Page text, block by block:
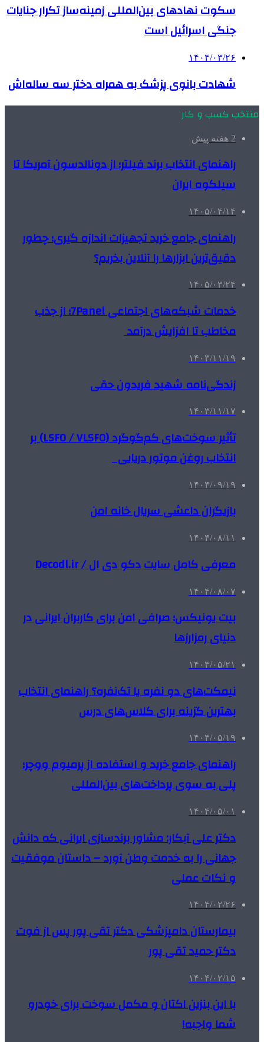
سکوت نهادهای بین‌المللی زمینه‌ساز تکرار جنایات
جنگی اسرائیل است
۱۴۰۴/۰۳/۲۶
شهادت بانوی پزشک به همراه دختر سه ساله‌اش
منتخب کسب و کار
2 هفته پیش
راهنمای انتخاب برند فیلتر؛ از دونالدسون آمریکا تا
سیلکوه ایران
۱۴۰۵/۰۴/۱۴
راهنمای جامع خرید تجهیزات اندازه گیری؛ چطور
دقیق‌ترین ابزارها را آنلاین بخریم؟
۱۴۰۵/۰۳/۲۴
خدمات شبکه‌های اجتماعی 7Panel؛ از جذب
مخاطب تا افزایش درآمد
۱۴۰۳/۱۱/۱۹
زندگی‌نامه شهید فریدون حقی
۱۴۰۳/۱۱/۱۷
تأثیر سوخت‌های کم‌گوگرد (LSFO / VLSFO) بر
انتخاب روغن موتور دریایی
۱۴۰۴/۰۹/۱۹
بازیگران داعشی سریال خانه امن
۱۴۰۴/۰۸/۱۱
معرفی کامل سایت دکو دی ال / Decodl.ir
۱۴۰۴/۰۸/۰۷
بیت یونیکس؛ صرافی امن برای کاربران ایرانی در
دنیای رمزارزها
۱۴۰۴/۰۵/۲۱
نیمکت‌های دو نفره یا تک‌نفره؟ راهنمای انتخاب
بهترین گزینه برای کلاس‌های درس
۱۴۰۴/۰۵/۱۹
راهنمای جامع خرید و استفاده از پرمیوم ووچر؛
پلی به سوی پرداخت‌های بین‌المللی
۱۴۰۴/۰۵/۰۱
دکتر علی آبکار: مشاور برندسازی ایرانی که دانش
جهانی را به خدمت وطن آورد – داستان موفقیت
و نکات عملی
۱۴۰۴/۰۲/۲۶
بیمارستان دامپزشکی دکتر تقی پور پس از فوت
دکتر حمید تقی پور
۱۴۰۴/۰۲/۱۵
با این بنزین اکتان و مکمل سوخت برای خودرو
شما واجبه!